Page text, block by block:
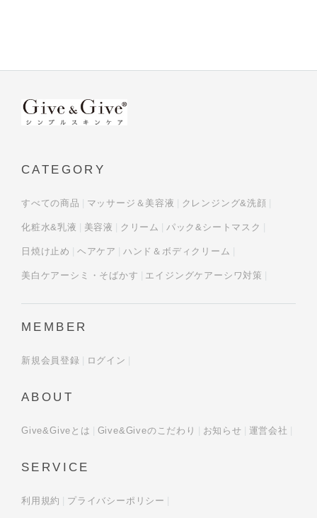
CATEGORY
すべての商品 マッサージ＆美容液 クレンジング&洗顔
化粧水&乳液 美容液 クリーム パック&シートマスク
日焼け止め ヘアケア ハンド＆ボディクリーム
美白ケアーシミ・そばかす エイジングケアーシワ対策
MEMBER
新規会員登録 ログイン
ABOUT
Give&Giveとは Give&Giveのこだわり お知らせ 運営会社
SERVICE
利用規約 プライバシーポリシー